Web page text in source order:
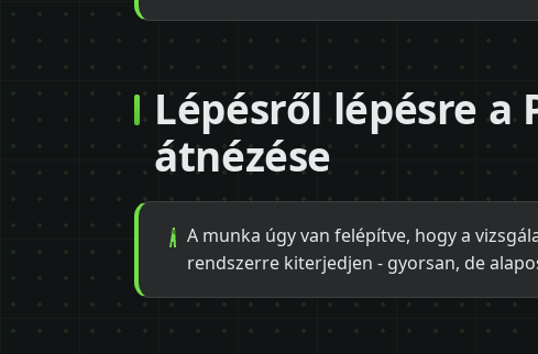
Lépésről lépésre a
átnézése
A munka úgy van felépítve, hogy a
rendszerre kiterjedjen - gyorsan, de